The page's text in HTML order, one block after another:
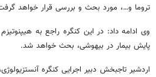
تروما و…، مورد بحث و بررسی قرار خواهد
وی ادامه داد: در این کنگره راجع به
پایش بیمار در بیهوشی، بحث خواهد شد.
اردشیر تاجبخش دبیر اجرایی کنگرهآنستزیولوژی